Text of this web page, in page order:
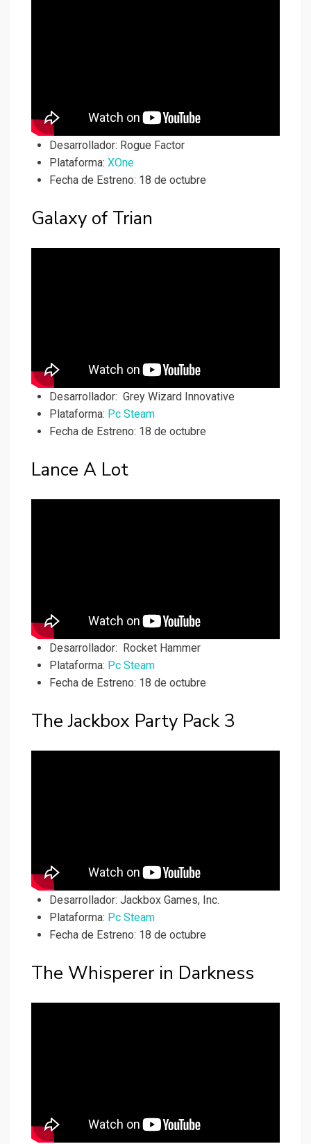
Desarrollador: Rogue Factor
Plataforma: XOne
Fecha de Estreno: 18 de octubre
Galaxy of Trian
Desarrollador: Grey Wizard Innovative
Plataforma: Pc Steam
Fecha de Estreno: 18 de octubre
Lance A Lot
Desarrollador:
Rocket Hammer
Plataforma: Pc Steam
Fecha de Estreno: 18 de octubre
The Jackbox Party Pack 3
Desarrollador: Jackbox Games, Inc.
Plataforma: Pc Steam
Fecha de Estreno: 18 de octubre
The Whisperer in Darkness